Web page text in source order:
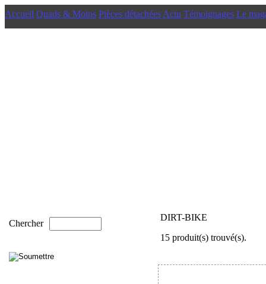
Accueil Quads & Motos Pièces détachées Actu Témoignages Le
Chercher
DIRT-BIKE
15 produit(s) trouvé(s).